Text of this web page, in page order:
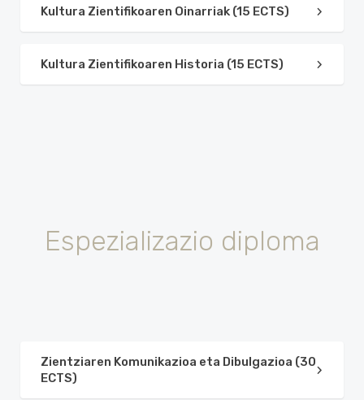
Kultura Zientifikoaren Oinarriak (15 ECTS)
Kultura Zientifikoaren Historia (15 ECTS)
Espezializazio diploma
Zientziaren Komunikazioa eta Dibulgazioa (30
ECTS)